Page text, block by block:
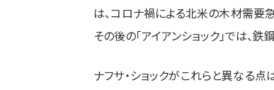
は、コロナ禍による北米の木材需要
その後の「アイアンショック」では
ナフサ・ショックがこれらと異なる点